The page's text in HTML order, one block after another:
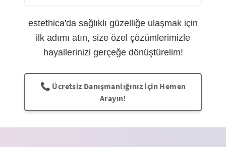
estethica'da sağlıklı güzelliğe ulaşmak için
ilk adımı atın, size özel çözümlerimizle
hayallerinizi gerçeğe dönüştürelim!
📞 Ücretsiz Danışmanlığınız İçin Hemen
Arayın!